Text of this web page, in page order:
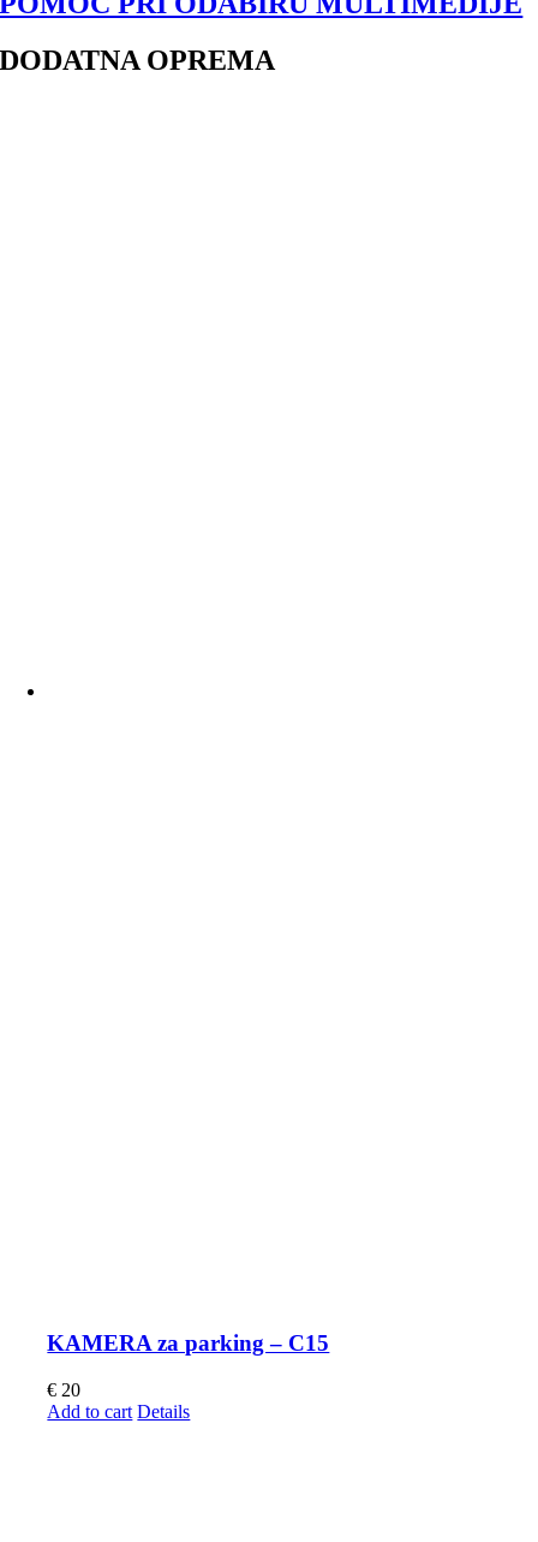
DODATNA OPREMA
KAMERA za parking – C15
€ 20
Add to cart Details